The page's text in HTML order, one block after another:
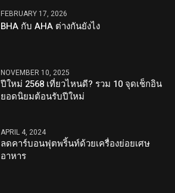
FEBRUARY 17, 2026
BHA กับ AHA ต่างกันยังไง
NOVEMBER 10, 2025
ปีใหม่ 2568 เที่ยวไหนดี? รวม 10 จุดเช็กอิน
ยอดนิยมต้อนรับปีใหม่
APRIL 4, 2024
ลดคาร์บอนฟุตพริ้นท์ด้วยเครื่องย่อยเศษ
อาหาร